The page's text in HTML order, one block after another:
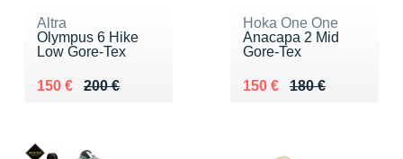
Altra
Olympus 6 Hike
Low Gore-Tex
200 €
Au lieu de 200 €
150 €
Vendu 150 €
Hoka One One
Anacapa 2 Mid
Gore-Tex
180 €
Au lieu de 180 €
150 €
Vendu 150 €